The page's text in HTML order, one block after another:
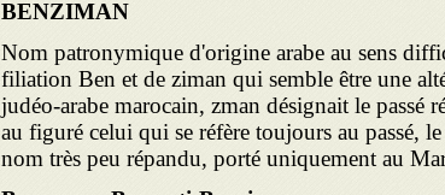
BENZIMAN
Nom patronymique d'origine arabe au sens
filiation Ben et de ziman qui semble être une
judéo-arabe marocain, zman désignait le passé
au figuré celui qui se réfère toujours au passé,
nom très peu répandu, porté uniquement au